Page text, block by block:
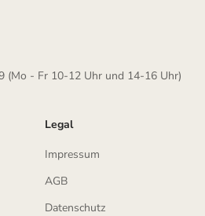
(Mo - Fr 10-12 Uhr und 14-16 Uhr)
Legal
Impressum
AGB
Datenschutz